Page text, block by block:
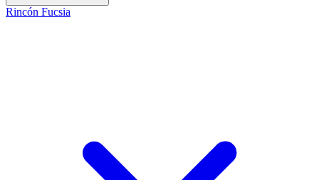
Rincón Fucsia